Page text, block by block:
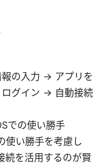
の入力 → アプリを
グイン → 自動接続
での使い勝手
使い勝手を考慮し
続を活用するのが賢